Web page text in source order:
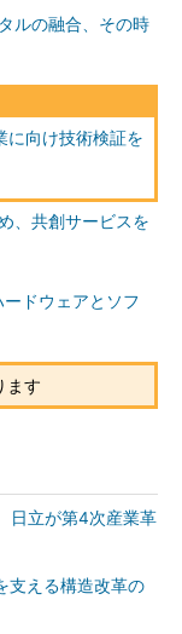
ルの融合、その時
に向け技術検証を
、共創サービスを
ドウェアとソフ
ます
日立が第4次産業革
支える構造改革の